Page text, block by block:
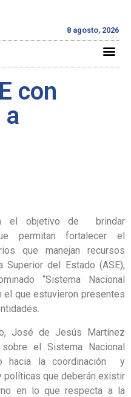
8 agosto, 2026
con
a
el objetivo de brindar
permitan fortalecer el
que manejan recursos
del Estado (ASE),
“Sistema Nacional
el que estuvieron presentes
José de Jesús Martínez
el Sistema Nacional
hacia la coordinación y
políticas que deberán existir
en lo que respecta a la